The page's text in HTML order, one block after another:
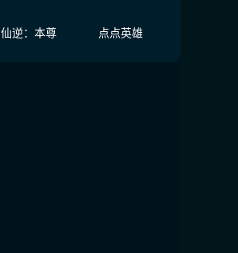
仙逆：本尊 点点英雄